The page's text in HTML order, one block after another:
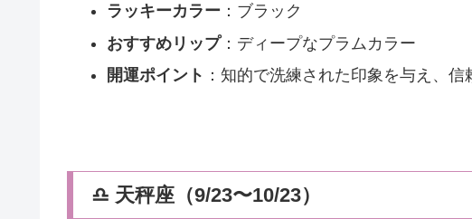
ラッキーカラー：ブラック
おすすめリップ：ディープなプラムカラー
開運ポイント ：知的で洗練された印象を与え、信
♎ 天秤座（9/23〜10/23）